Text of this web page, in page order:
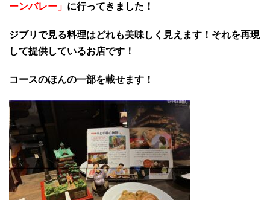
ーンバレー」 に行ってきました！
ジブリで見る料理はどれも美味しく見えます！それを再現
して提供しているお店です！
コースのほんの一部を載せます！